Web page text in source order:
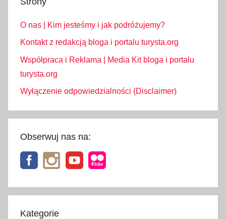
O nas | Kim jesteśmy i jak podróżujemy?
Kontakt z redakcją bloga i portalu turysta.org
Współpraca i Reklama | Media Kit bloga i portalu
turysta.org
Wyłączenie odpowiedzialności (Disclaimer)
Obserwuj nas na:
Kategorie